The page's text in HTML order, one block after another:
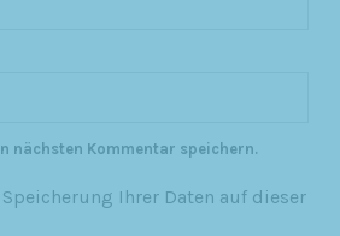
nächsten Kommentar speichern.
Ihrer Daten auf dieser